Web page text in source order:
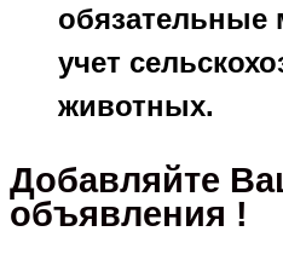
обязательные
учет
животных.
Добавляйте
объявления !